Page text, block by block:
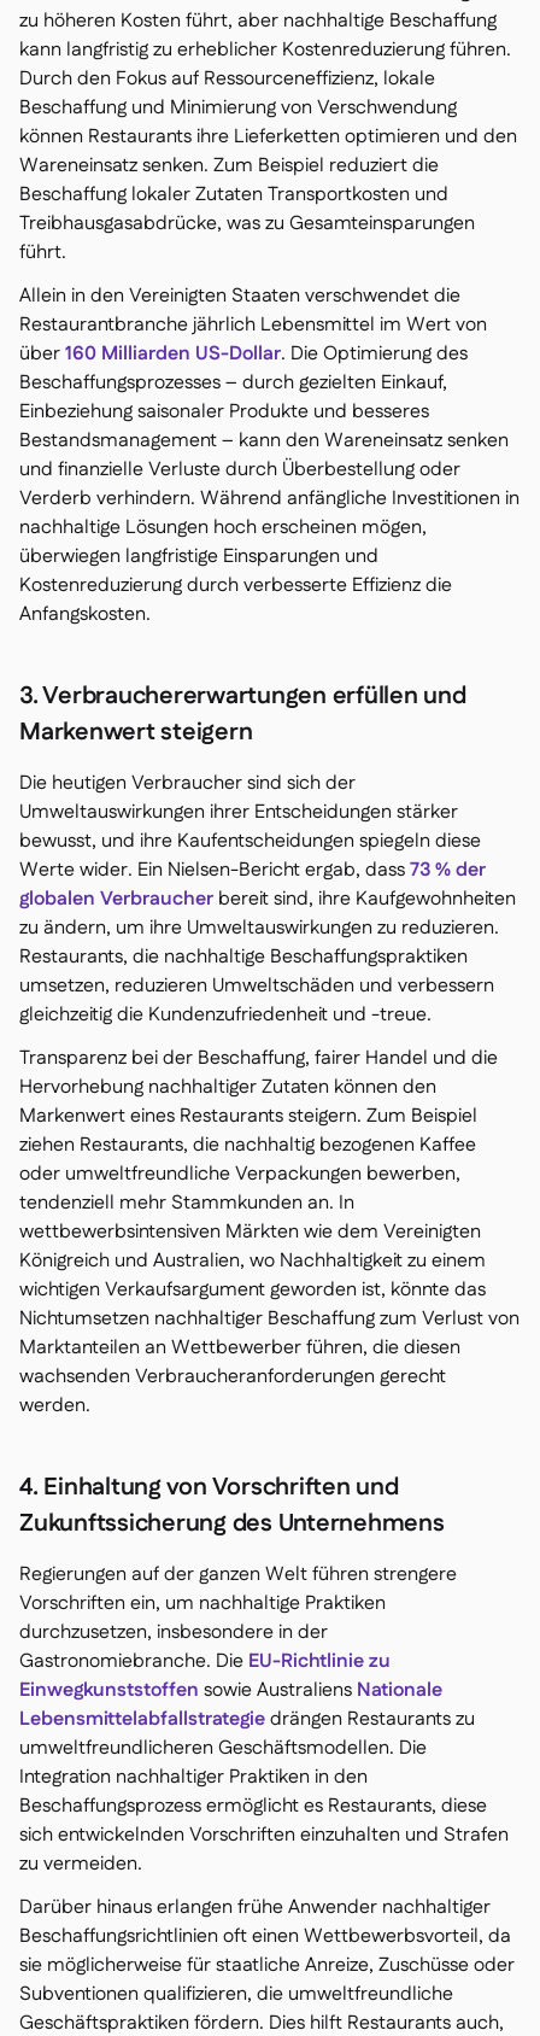
zu höheren Kosten führt, aber nachhaltige Beschaffung
kann langfristig zu erheblicher Kostenreduzierung führen.
Durch den Fokus auf Ressourceneffizienz, lokale
Beschaffung und Minimierung von Verschwendung
können Restaurants ihre Lieferketten optimieren und den
Wareneinsatz senken. Zum Beispiel reduziert die
Beschaffung lokaler Zutaten Transportkosten und
Treibhausgasabdrücke, was zu Gesamteinsparungen
führt.
Allein in den Vereinigten Staaten verschwendet die
Restaurantbranche jährlich Lebensmittel im Wert von
über160 Milliarden US-Dollar. Die Optimierung des
Beschaffungsprozesses – durch gezielten Einkauf,
Einbeziehung saisonaler Produkte und besseres
Bestandsmanagement – kann den Wareneinsatz senken
und finanzielle Verluste durch Überbestellung oder
Verderb verhindern. Während anfängliche Investitionen in
nachhaltige Lösungen hoch erscheinen mögen,
überwiegen langfristige Einsparungen und
Kostenreduzierung durch verbesserte Effizienz die
Anfangskosten.
3. Verbrauchererwartungen erfüllen und
Markenwert steigern
Die heutigen Verbraucher sind sich der
Umweltauswirkungen ihrer Entscheidungen stärker
bewusst, und ihre Kaufentscheidungen spiegeln diese
Werte wider. Ein Nielsen-Bericht ergab, dass73 % der
globalen Verbraucher bereit sind, ihre Kaufgewohnheiten
zu ändern, um ihre Umweltauswirkungen zu reduzieren.
Restaurants, die nachhaltige Beschaffungspraktiken
umsetzen, reduzieren Umweltschäden und verbessern
gleichzeitig die Kundenzufriedenheit und -treue.
Transparenz bei der Beschaffung, fairer Handel und die
Hervorhebung nachhaltiger Zutaten können den
Markenwert eines Restaurants steigern. Zum Beispiel
ziehen Restaurants, die nachhaltig bezogenen Kaffee
oder umweltfreundliche Verpackungen bewerben,
tendenziell mehr Stammkunden an. In
wettbewerbsintensiven Märkten wie dem Vereinigten
Königreich und Australien, wo Nachhaltigkeit zu einem
wichtigen Verkaufsargument geworden ist, könnte das
Nichtumsetzen nachhaltiger Beschaffung zum Verlust von
Marktanteilen an Wettbewerber führen, die diesen
wachsenden Verbraucheranforderungen gerecht
werden.
4. Einhaltung von Vorschriften und
Zukunftssicherung des Unternehmens
Regierungen auf der ganzen Welt führen strengere
Vorschriften ein, um nachhaltige Praktiken
durchzusetzen, insbesondere in der
Gastronomiebranche. Die EU-Richtlinie zu
Einwegkunststoffen sowie Australiens Nationale
Lebensmittelabfallstrategiedrängen Restaurants zu
umweltfreundlicheren Geschäftsmodellen. Die
Integration nachhaltiger Praktiken in den
Beschaffungsprozess ermöglicht es Restaurants, diese
sich entwickelnden Vorschriften einzuhalten und Strafen
zu vermeiden.
Darüber hinaus erlangen frühe Anwender nachhaltiger
Beschaffungsrichtlinien oft einen Wettbewerbsvorteil, da
sie möglicherweise für staatliche Anreize, Zuschüsse oder
Subventionen qualifizieren, die umweltfreundliche
Geschäftspraktiken fördern. Dies hilft Restaurants auch,